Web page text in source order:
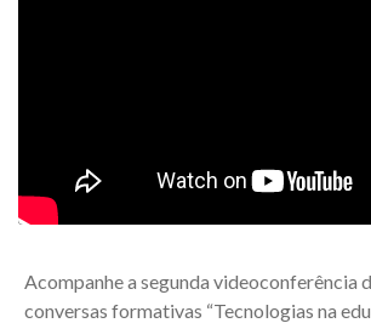
Acompanhe a segunda videoconferência
conversas formativas “Tecnologias na